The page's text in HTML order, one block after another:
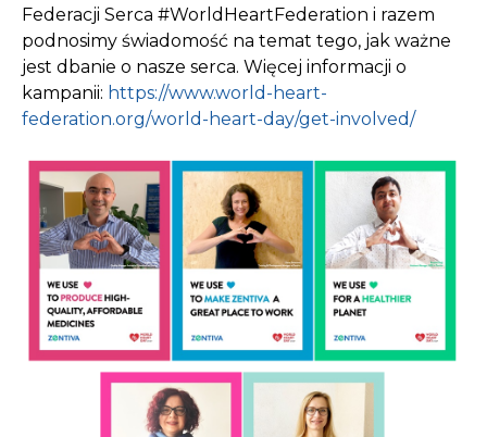
Federacji Serca #WorldHeartFederation i razem
podnosimy świadomość na temat tego, jak ważne
jest dbanie o nasze serca. Więcej informacji o
kampanii: https://www.world-heart-
federation.org/world-heart-day/get-involved/